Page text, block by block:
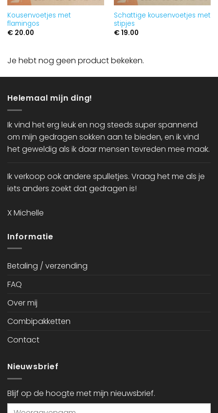
Kousenvoetjes met
flamingos
€20.00
Schattige kousenvoetjes met
stipjes
€19.00
Je hebt nog geen product bekeken.
Helemaal mijn ding!
Ik vind het erg leuk en nog steeds super spannend
om mijn gedragen sokken aan te bieden, en ik vind
het geweldig als ik daar mensen tevreden mee maak.
Ik verkoop ook andere spulletjes. Vraag het me als je
iets anders zoekt dat gedragen is!
X Michelle
Informatie
Betaling / verzending
FAQ
Over mij
Combipakketten
Contact
Nieuwsbrief
Blijf op de hoogte met mijn nieuwsbrief.